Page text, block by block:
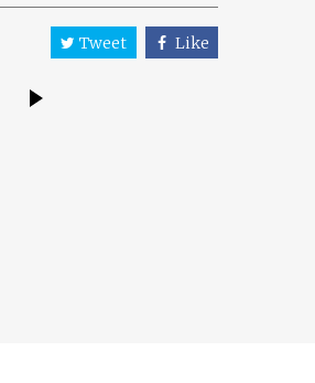
Tweet Like